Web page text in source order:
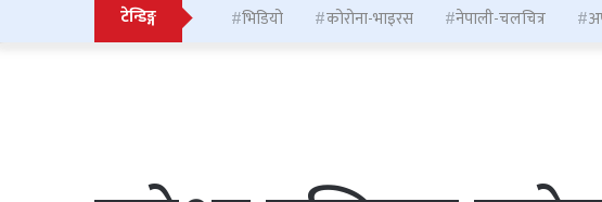
टेन्डिङ्ग भिडियो कोरोना-भाइरस नेपाली-चलचित्र